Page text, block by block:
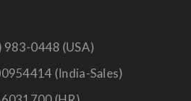
983-0448 (USA)
(India-Sales)